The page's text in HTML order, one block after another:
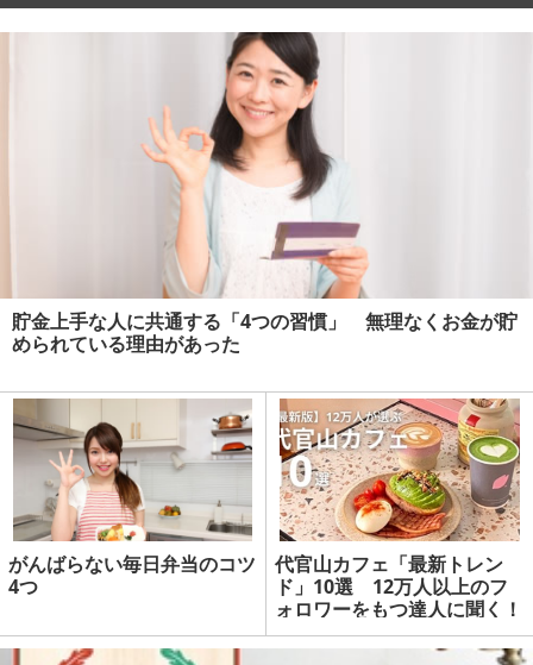
貯金上手な人に共通する「4つの習慣」 無理なくお金が貯
められている理由があった
がんばらない毎日弁当のコツ
4つ
代官山カフェ「最新トレン
ド」10選 12万人以上のフ
ォロワーをもつ達人に聞く！
| マネーの達人